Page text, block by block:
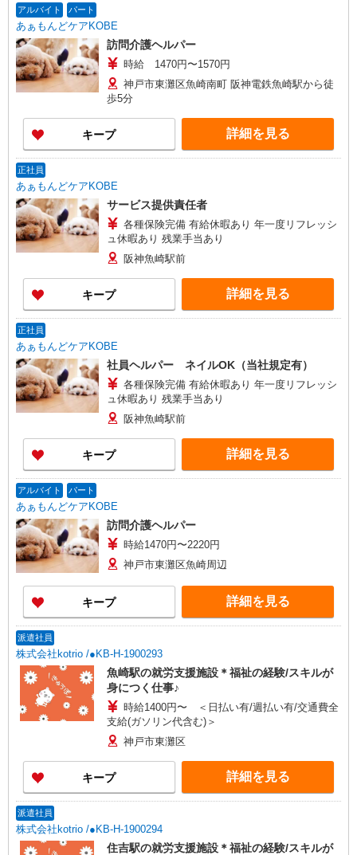
アルバイト パート
あぁもんどケアKOBE
訪問介護ヘルパー
時給 1470円〜1570円
神戸市東灘区魚崎南町 阪神電鉄魚崎駅から徒
歩5分
キープ 詳細を見る
正社員
あぁもんどケアKOBE
サービス提供責任者
各種保険完備 有給休暇あり 年一度リフレッシ
ュ休暇あり 残業手当あり
阪神魚崎駅前
キープ 詳細を見る
正社員
あぁもんどケアKOBE
社員ヘルパー ネイルOK（当社規定有）
各種保険完備 有給休暇あり 年一度リフレッシ
ュ休暇あり 残業手当あり
阪神魚崎駅前
キープ 詳細を見る
アルバイト パート
あぁもんどケアKOBE
訪問介護ヘルパー
時給1470円〜2220円
神戸市東灘区魚崎周辺
キープ 詳細を見る
派遣社員
株式会社kotrio /●KB-H-1900293
魚崎駅の就労支援施設＊福祉の経験/スキルが
身につく仕事♪
時給1400円〜 ＜日払い有/週払い有/交通費全
支給(ガソリン代含む)＞
神戸市東灘区
キープ 詳細を見る
派遣社員
株式会社kotrio /●KB-H-1900294
住吉駅の就労支援施設＊福祉の経験/スキルが